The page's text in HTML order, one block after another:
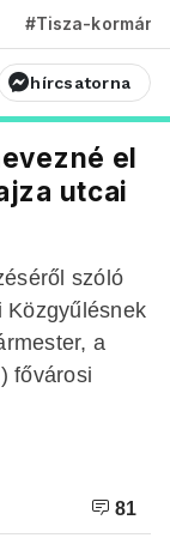
#Tisza-kormány
hírcsatorna
el
utcai
szóló
Közgyűlésnek
a
fővárosi
81